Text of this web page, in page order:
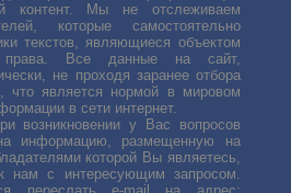
контент. Мы не отслеживаем
которые самостоятельно
текстов, являющиеся объектом
права. Все данные на сайт,
не проходя заранее отбора
что является нормой в мировом
в сети интернет.
возникновении у Вас вопросов
информацию, размещенную на
которой Вы являетесь,
нам с интересующим запросом.